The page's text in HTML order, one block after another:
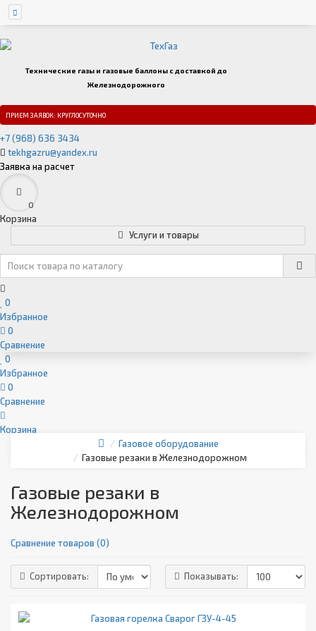
Технические газы и газовые баллоны с доставкой до
Железнодорожного
ПРИЕМ ЗАЯВОК: КРУГЛОСУТОЧНО
+7 (968) 636 3434
tekhgazru@yandex.ru
Заявка на расчет
0
Корзина
Услуги и товары
0
Избранное
0
Сравнение
0
Избранное
0
Сравнение
Корзина
Газовое оборудование
Газовые резаки в Железнодорожном
Газовые резаки в
Железнодорожном
Сравнение товаров (0)
Сортировать: Показывать: